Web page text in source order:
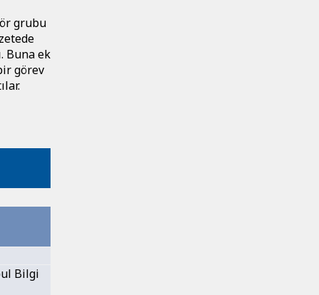
grubu
Buna ek
görev
Bilgi